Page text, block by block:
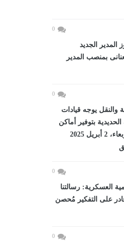
0
المدير الجديد
بمنصب المدير
0
والنقل يوجه قيادات
بتوفير أماكن
في رحلات...اليوم الأربعاء، 2 أبريل 2025
0
العسكرية: رسالتنا
على التفكير مُحصن
0